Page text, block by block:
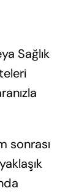
Sağlık
sonrası